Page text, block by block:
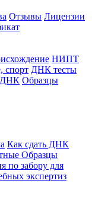
Отзывы Лицензии
НИПТ
спорт ДНК тесты
ДНК Образцы
Как сдать ДНК
Образцы
по забору для
экспертиз